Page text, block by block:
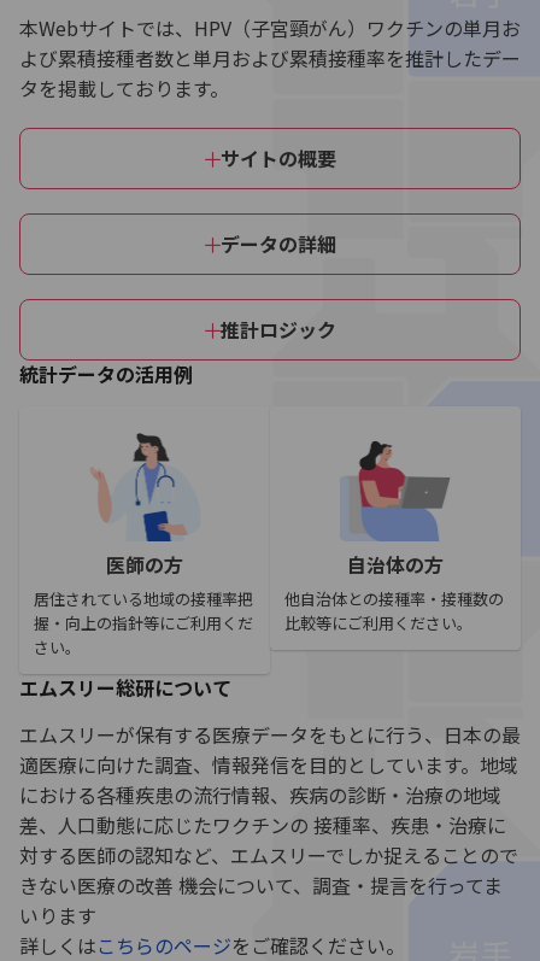
本Webサイトでは、HPV（子宮頸がん）ワクチンの単月お
よび累積接種者数と単月および累積接種率を推計したデー
タを掲載しております。
サイトの概要
データの詳細
推計ロジック
統計データの活用例
医師の方
居住されている地域の接種率把
握・向上の指針等にご利用くだ
さい。
自治体の方
他自治体との接種率・接種数の
比較等にご利用ください。
エムスリー総研について
エムスリーが保有する医療データをもとに行う、日本の最
適医療に向けた調査、情報発信を目的としています。地域
における各種疾患の流行情報、疾病の診断・治療の地域
差、人口動態に応じたワクチンの 接種率、疾患・治療に
対する医師の認知など、エムスリーでしか捉えることので
きない医療の改善 機会について、調査・提言を行ってま
いります
詳しくはこちらのページをご確認ください。